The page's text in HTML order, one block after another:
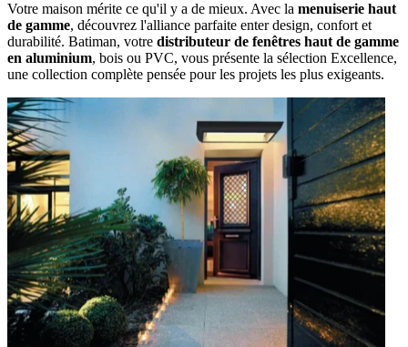
Votre maison mérite ce qu'il y a de mieux. Avec la menuiserie haut
de gamme, découvrez l'alliance parfaite enter design, confort et
durabilité. Batiman, votre distributeur de fenêtres haut de gamme
en aluminium, bois ou PVC, vous présente la sélection Excellence,
une collection complète pensée pour les projets les plus exigeants.